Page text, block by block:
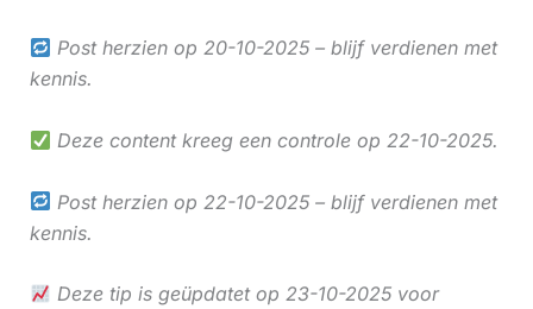
Post herzien op 20-10-2025 – blijf verdienen met
kennis.
Deze content kreeg een controle op 22-10-2025.
Post herzien op 22-10-2025 – blijf verdienen met
kennis.
Deze tip is geüpdatet op 23-10-2025 voor